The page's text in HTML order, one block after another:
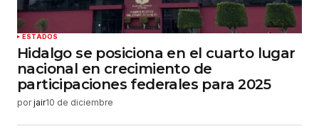
ESTADOS
Hidalgo se posiciona en el cuarto lugar
nacional en crecimiento de
participaciones federales para 2025
por jair10 de diciembre